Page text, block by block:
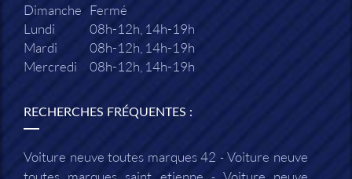
Dimanche Fermé
Lundi
08h-12h, 14h-19h
Mardi
08h-12h, 14h-19h
Mercredi
08h-12h, 14h-19h
RECHERCHES FRÉQUENTES :
Voiture neuve toutes marques 42
Voiture neuve